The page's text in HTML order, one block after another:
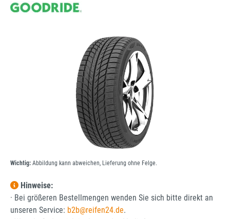
Bildergalerie überspringen
Wichtig: Abbildung kann abweichen, Lieferung ohne Felge.
Hinweise:
· Bei größeren Bestellmengen wenden Sie sich bitte direkt an
unseren Service: b2b@reifen24.de.